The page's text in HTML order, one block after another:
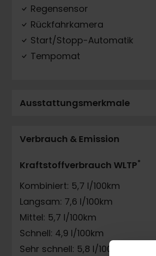
Regensensor
Rückfahrkamera
Start/Stopp-Automatik
Tempomat
Ausstattungsmerkmale
Verbrauch & Emission
Kraftstoffverbrauch WLTP*
Kombiniert: 5,7 l/100km
Langsam: 7,6 l/100km
Mittel: 5,7 l/100km
Schnell: 4,9 l/100km
Sehr schnell: 5,8 l/100km